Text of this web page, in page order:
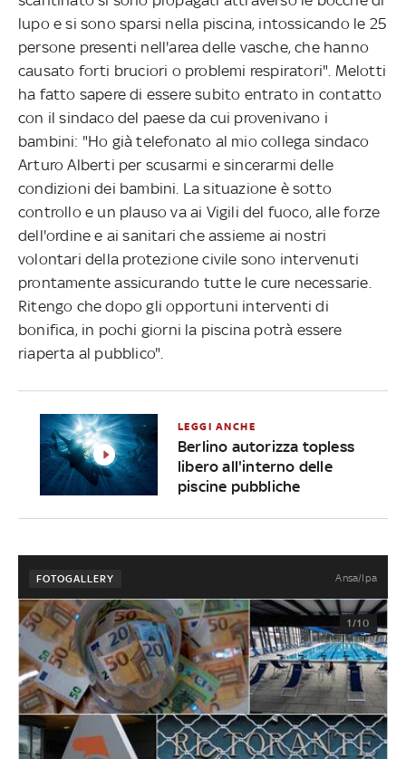
lupo e si sono sparsi nella piscina, intossicando le 25
persone presenti nell'area delle vasche, che hanno
causato forti bruciori o problemi respiratori". Melotti
ha fatto sapere di essere subito entrato in contatto
con il sindaco del paese da cui provenivano i
bambini: "Ho già telefonato al mio collega sindaco
Arturo Alberti per scusarmi e sincerarmi delle
condizioni dei bambini. La situazione è sotto
controllo e un plauso va ai Vigili del fuoco, alle forze
dell'ordine e ai sanitari che assieme ai nostri
volontari della protezione civile sono intervenuti
prontamente assicurando tutte le cure necessarie.
Ritengo che dopo gli opportuni interventi di
bonifica, in pochi giorni la piscina potrà essere
riaperta al pubblico".
LEGGI ANCHE
Berlino autorizza topless
libero all'interno delle
piscine pubbliche
FOTOGALLERY Ansa/Ipa
1/10